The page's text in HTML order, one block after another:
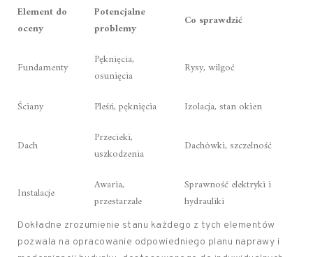
Element do
oceny
Potencjalne
problemy
Co sprawdzić
Fundamenty
Pęknięcia,
osunięcia
Rysy, wilgoć
Ściany Pleśń, pęknięcia Izolacja, stan okien
Dach
Przecieki,
uszkodzenia
Dachówki, szczelność
Instalacje
Awaria,
przestarzałe
Sprawność elektryki i
hydrauliki
Dokładne zrozumienie stanu każdego z tych elementów
pozwala na opracowanie odpowiedniego planu naprawy i